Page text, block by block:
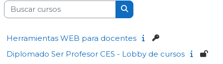
Buscar cursos
Buscar cursos
Herramientas WEB para docentes
Diplomado Ser Profesor CES - Lobby de cursos